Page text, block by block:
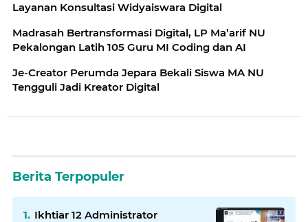
Layanan Konsultasi Widyaiswara Digital
Madrasah Bertransformasi Digital, LP Ma’arif NU
Pekalongan Latih 105 Guru MI Coding dan AI
Je-Creator Perumda Jepara Bekali Siswa MA NU
Tengguli Jadi Kreator Digital
Berita Terpopuler
Ikhtiar 12 Administrator